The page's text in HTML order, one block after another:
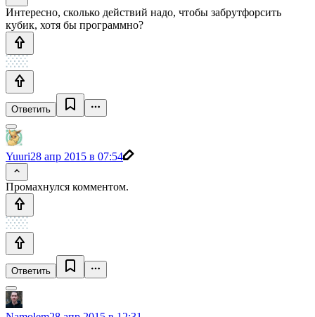
Интересно, сколько действий надо, чтобы забрутфорсить
кубик, хотя бы программно?
Ответить
Yuuri28 апр 2015 в 07:54
Промахнулся комментом.
Ответить